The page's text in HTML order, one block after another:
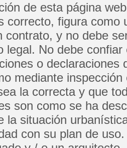
de esta página
correcto, figura como
contrato, y no debe
legal. No debe
o
mediante
la correcta y que
son como se ha
la situación
con su plan de